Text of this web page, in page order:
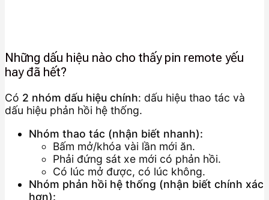
Những dấu hiệu nào cho thấy pin remote yếu
hay đã hết?
Có 2 nhóm dấu hiệu chính: dấu hiệu thao tác và
dấu hiệu phản hồi hệ thống.
Nhóm thao tác (nhận biết nhanh):
Bấm mở/khóa vài lần mới ăn.
Phải đứng sát xe mới có phản hồi.
Có lúc mở được, có lúc không.
Nhóm phản hồi hệ thống (nhận biết chính xác
hơn):